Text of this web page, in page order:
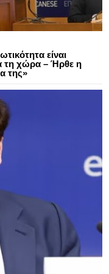
είναι
τη χώρα – Ήρθε η
της»